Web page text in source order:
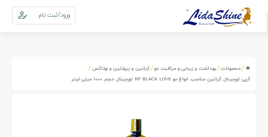
ورود/ثبت نام
سبد خرید
0
/محصولات/بهداشت و زیبایی و مراقبت مو/کراتین و پروتئین و بوتاکس/
آرپی اورجینال کراتین مناسب انواع مو RP BLACK LOVE اورجینال حجم 1000 میلی لیتر